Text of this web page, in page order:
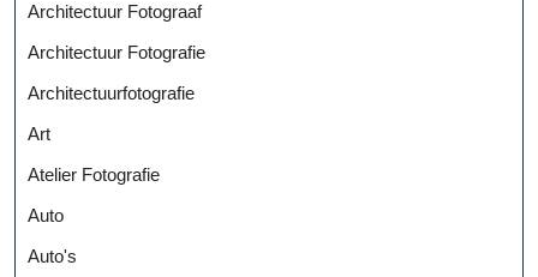
Architectuur Fotograaf
Architectuur Fotografie
Architectuurfotografie
Art
Atelier Fotografie
Auto
Auto's